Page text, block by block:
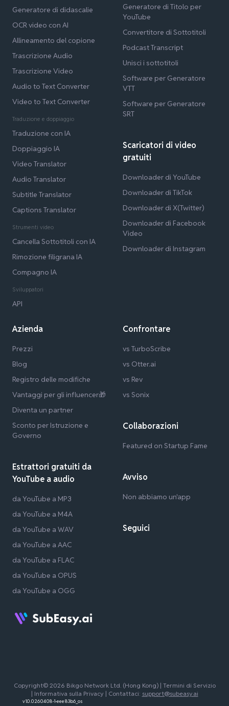
Generatore di didascalie
OCR video con AI
Allineamento del copione
Trascrizione Audio
Trascrizione Video
Audio to Text Converter
Video to Text Converter
Traduzione e doppiaggio
Traduzione con IA
Doppiaggio IA
Video Translator
Audio Translator
Subtitle Translator
Captions Translator
Strumenti video
Cancella Sottotitoli con IA
Rimozione filigrana IA
Compagno IA
Sviluppatori
API
Generatore di Titolo per
YouTube
Convertitore di Sottotitoli
Podcast Transcript
Unisci i sottotitoli
Software per Generatore
VTT
Software per Generatore
SRT
Scaricatori di video
gratuiti
Downloader di YouTube
Downloader di TikTok
Downloader di X(Twitter)
Downloader di Facebook
Video
Downloader di Instagram
Azienda
Prezzi
Blog
Registro delle modifiche
Vantaggi per gli influencer🎁
Diventa un partner
Sconto per Istruzione e
Governo
Estrattori gratuiti da
YouTube a audio
da YouTube a MP3
da YouTube a M4A
da YouTube a WAV
da YouTube a AAC
da YouTube a FLAC
da YouTube a OPUS
da YouTube a OGG
Confrontare
vs TurboScribe
vs Otter.ai
vs Rev
vs Sonix
Collaborazioni
Featured on Startup Fame
Avviso
Non abbiamo un'app
Seguici
Copyright© 2026 Bikgo Network Ltd. (Hong Kong) | Termini di Servizio
| Informativa sulla Privacy | Contattaci: support@subeasy.ai
v1.0.0.260408-1-eee83b6_os